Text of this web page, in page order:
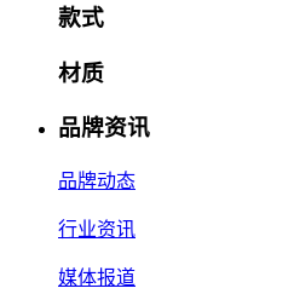
款式
材质
品牌资讯
品牌动态
行业资讯
媒体报道